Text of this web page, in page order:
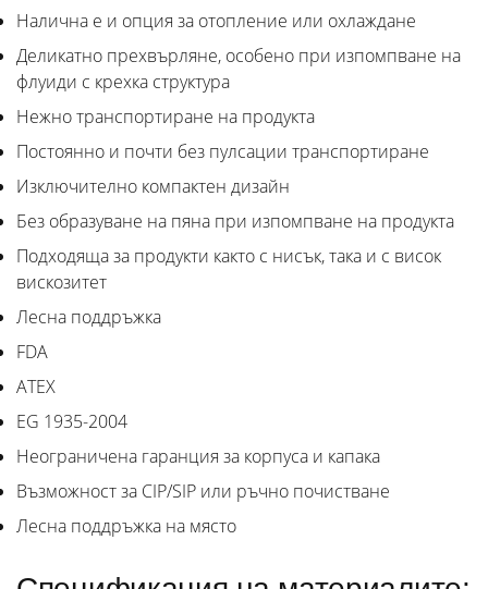
Налична е и опция за отопление или охлаждане
Деликатно прехвърляне, особено при изпомпване на
флуиди с крехка структура
Нежно транспортиране на продукта
Постоянно и почти без пулсации транспортиране
Изключително компактен дизайн
Без образуване на пяна при изпомпване на продукта
Подходяща за продукти както с нисък, така и с висок
вискозитет
Лесна поддръжка
FDA
ATEX
EG 1935-2004
Неограничена гаранция за корпуса и капака
Възможност за CIP/SIP или ръчно почистване
Лесна поддръжка на място